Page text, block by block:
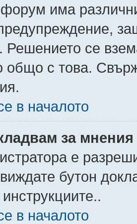
има
Решението се
с това.
в началото
за
е
бутон
в началото